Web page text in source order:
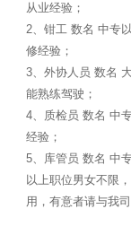
从业经验；
2、钳工 数名 中专
修经验；
3、外协人员 数名
能熟练驾驶；
4、质检员 数名 中
经验；
5、库管员 数名 中
以上职位男女不限
用，有意者请与我司